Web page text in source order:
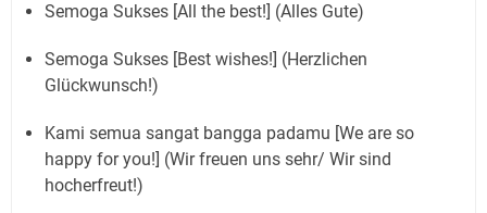
Semoga Sukses [All the best!] (Alles Gute)
Semoga Sukses [Best wishes!] (Herzlichen
Glückwunsch!)
Kami semua sangat bangga padamu [We are so
happy for you!] (Wir freuen uns sehr/ Wir sind
hocherfreut!)